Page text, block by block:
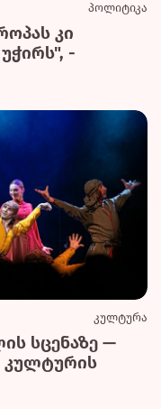
პოლიტიკა
კი
-
კულტურა
სცენაზე —
კულტურის